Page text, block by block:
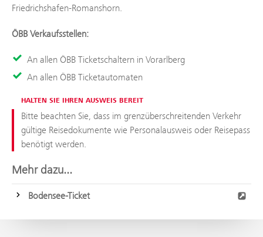
Friedrichshafen-Romanshorn.
ÖBB Verkaufsstellen:
An allen ÖBB Ticketschaltern in Vorarlberg
An allen ÖBB Ticketautomaten
HALTEN SIE IHREN AUSWEIS BEREIT
Bitte beachten Sie, dass im grenzüberschreitenden Verkehr
gültige Reisedokumente wie Personalausweis oder Reisepass
benötigt werden.
Mehr dazu...
Bodensee-Ticket